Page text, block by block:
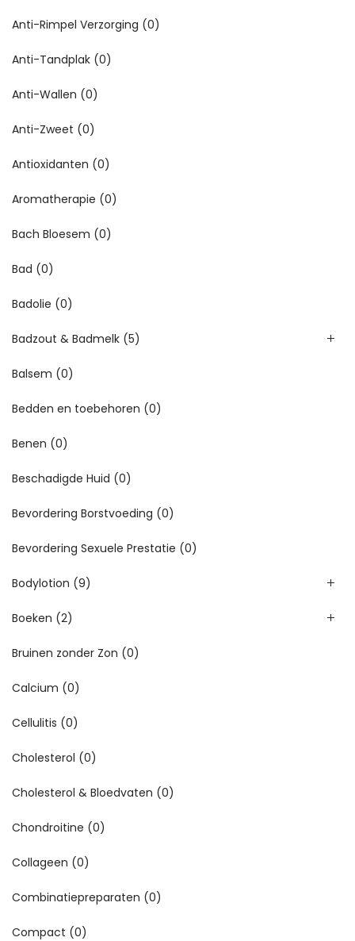
Anti-Rimpel Verzorging (0)
Anti-Tandplak (0)
Anti-Wallen (0)
Anti-Zweet (0)
Antioxidanten (0)
Aromatherapie (0)
Bach Bloesem (0)
Bad (0)
Badolie (0)
Badzout & Badmelk (5)
Balsem (0)
Bedden en toebehoren (0)
Benen (0)
Beschadigde Huid (0)
Bevordering Borstvoeding (0)
Bevordering Sexuele Prestatie (0)
Bodylotion (9)
Boeken (2)
Bruinen zonder Zon (0)
Calcium (0)
Cellulitis (0)
Cholesterol (0)
Cholesterol & Bloedvaten (0)
Chondroitine (0)
Collageen (0)
Combinatiepreparaten (0)
Compact (0)